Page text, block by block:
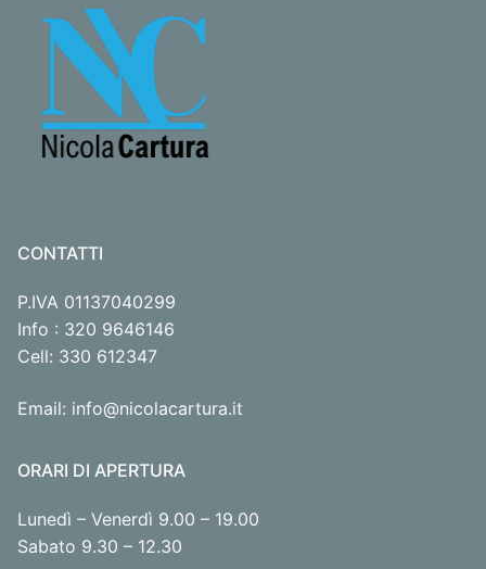
CONTATTI
P.IVA 01137040299
Info : 320 9646146
Cell: 330 612347
Email: info@nicolacartura.it
ORARI DI APERTURA
Lunedì – Venerdì 9.00 – 19.00
Sabato 9.30 – 12.30